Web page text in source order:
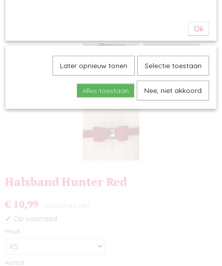
Halsband Hunter Red
€ 10,99 (inclusief btw 21%)
✓ Op voorraad
Maat
Aantal
Ok
Later opnieuw tonen Selectie toestaan
Alles toestaan Nee, niet akkoord